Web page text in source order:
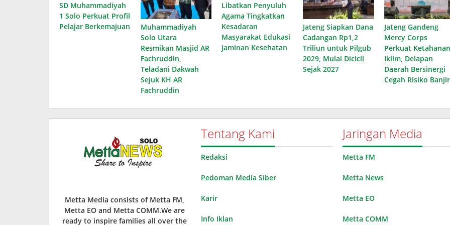
SD Muhammadiyah
1 Solo Perkuat Profil
Pelajar Berkemajuan
Muhammadiyah
Solo Utara
Resmikan Masjid AR
Fachruddin,
Teladani Dakwah
Sejuk KH AR
Fachruddin
Libatkan Penyuluh
Agama Tingkatkan
Kesadaran
Masyarakat Edukasi
Jaminan Kesehatan
Jateng Siapkan Dana
Cadangan Rp1,2
Triliun untuk Pilgub
2029, Mulai Dicicil
Sejak 2027
Jateng Gandeng
Mercy Corps
Perkuat Ketahanan
Iklim, Delapan
Daerah Bersinergi
Cegah Risiko Banjir
Metta Media consists of Metta FM,
Metta EO and Metta COMM.We are
ready to inspire families all over the
Tentang Kami
Redaksi
Pedoman Media Siber
Karir
Info Iklan
Jaringan Media
Metta FM
Metta News
Metta EO
Metta COMM